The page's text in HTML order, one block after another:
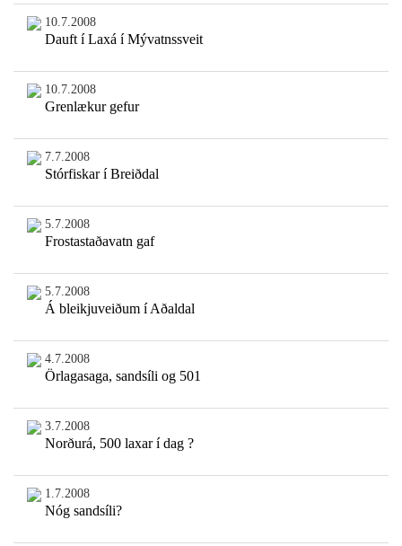
10.7.2008
Dauft í Laxá í Mývatnssveit
10.7.2008
Grenlækur gefur
7.7.2008
Stórfiskar í Breiðdal
5.7.2008
Frostastaðavatn gaf
5.7.2008
Á bleikjuveiðum í Aðaldal
4.7.2008
Örlagasaga, sandsíli og 501
3.7.2008
Norðurá, 500 laxar í dag ?
1.7.2008
Nóg sandsíli?